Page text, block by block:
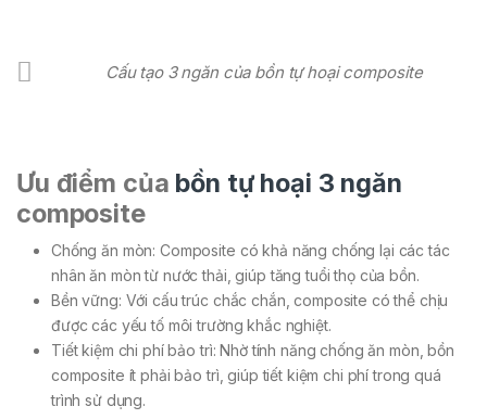
Cấu tạo 3 ngăn của bồn tự hoại composite
Ưu điểm của bồn tự hoại 3 ngăn
composite
Chống ăn mòn: Composite có khả năng chống lại các tác
nhân ăn mòn từ nước thải, giúp tăng tuổi thọ của bồn.
Bền vững: Với cấu trúc chắc chắn, composite có thể chịu
được các yếu tố môi trường khắc nghiệt.
Tiết kiệm chi phí bảo trì: Nhờ tính năng chống ăn mòn, bồn
composite ít phải bảo trì, giúp tiết kiệm chi phí trong quá
trình sử dụng.